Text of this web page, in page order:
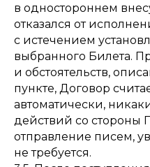
в одностороннем
отказался от
с истечением
выбранного Билета.
и обстоятельств,
пункте, Договор
автоматически,
действий со стороны
отправление писем,
не требуется.